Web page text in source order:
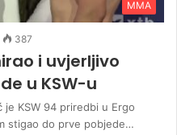
MMA
387
i uvjerljivo
u KSW-u
KSW 94 priredbi u Ergo
stigao do prve pobjede…